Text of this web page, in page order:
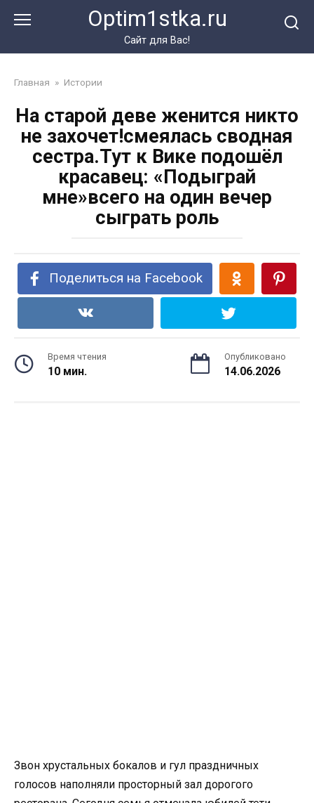
Optim1stka.ru
Сайт для Вас!
Главная » Истории
На старой деве женится никто
не захочет!смеялась сводная
сестра.Тут к Вике подошёл
красавец: «Подыграй
мне»всего на один вечер
сыграть роль
Поделиться на Facebook
Время чтения
10 мин.
Опубликовано
14.06.2026
Звон хрустальных бокалов и гул праздничных
голосов наполняли просторный зал дорогого